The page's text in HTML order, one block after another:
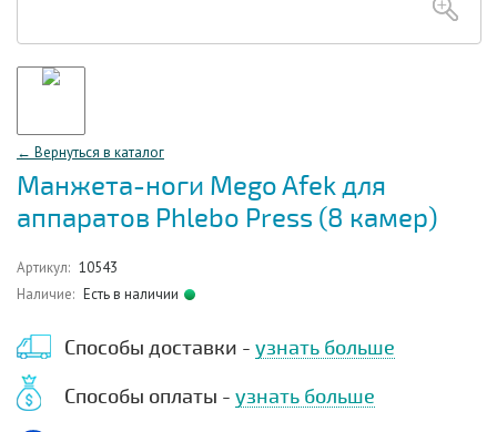
← Вернуться в каталог
Манжета-ноги Mego Afek для
аппаратов Phlebo Press (8 камер)
Артикул: 10543
Наличие: Есть в наличии
Способы доставки - узнать больше
Способы оплаты - узнать больше